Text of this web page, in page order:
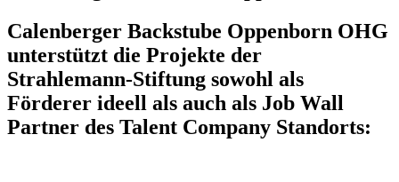
Calenberger Backstube Oppenborn OHG
unterstützt die Projekte der
Strahlemann-Stiftung sowohl als
Förderer ideell als auch als Job Wall
Partner des Talent Company Standorts: